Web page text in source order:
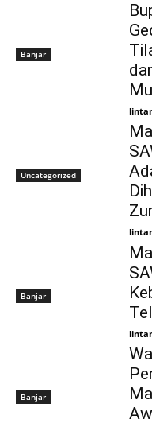
Banjar
Uncategorized
Banjar
Banjar